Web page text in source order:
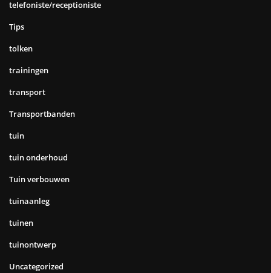
telefoniste/receptioniste
Tips
tolken
trainingen
transport
Transportbanden
tuin
tuin onderhoud
Tuin verbouwen
tuinaanleg
tuinen
tuinontwerp
Uncategorized